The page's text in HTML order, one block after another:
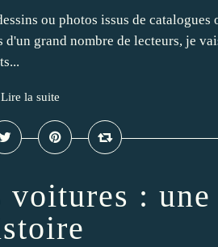
ou photos issus de catalogues
grand nombre de lecteurs, je
Lire la suite
voitures :